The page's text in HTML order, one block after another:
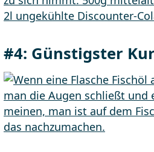
#4: Günstigster